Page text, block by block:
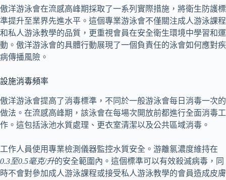
傲洋游泳會在流感高峰期採取了一系列實際措施，將衛生防護標
準提升至業界先進水平。這個專業游泳會不僅關注成人游泳課程
和私人游泳教學的品質，更重視會員在安全衛生環境中學習和運
動。傲洋游泳會的具體行動展現了一個負責任的泳會如何應對疾
病傳播風險。
設施消毒頻率
傲洋游泳會提高了消毒標準，不同於一般游泳會每日消毒一次的
做法。在流感高峰期，該泳會在每場次開放前都進行全面消毒工
作。這包括泳池水質處理、更衣室清潔以及公共區域消毒。
工作人員使用專業檢測儀器監控水質安全。游離氯濃度維持在
0.3至0.5毫克/升的安全範圍內。這個標準可以有效殺滅病毒，同
時不會對參加成人游泳課程或接受私人游泳教學的會員造成皮膚